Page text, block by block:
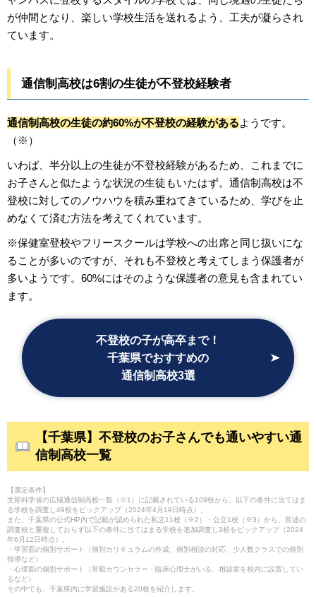
が仲間となり、楽しい学校生活を送れるよう、工夫が凝らされ
ています。
通信制高校は6割の生徒が不登校経験者
通信制高校の生徒の約60%が不登校の経験があるようです。
（※）
いわば、半分以上の生徒が不登校経験があるため、これまでに
お子さんと似たような状況の生徒もいたはず。通信制高校は不
登校に対してのノウハウを積み重ねてきているため、学びを止
めなくて済む方法を考えてくれています。
※保健室登校やフリースクールは学校への出席と同じ扱いにな
ることが多いのですが、それも不登校と考えてしまう保護者が
多いようです。60%にはそのような保護者の意見も含まれてい
ます。
不登校の子が高卒まで！
千葉県でおすすめの
通信制高校3選
【千葉県】不登校のお子さんでも通いやすい通
信制高校一覧
【選定条件】
文部科学省の広域通信制高校一覧（※1）に記載されている109校から、以下の条件に当てはま
る学校を調査し49校をピックアップ（2024年4月19日時点）。
また、千葉県の公式HP内で記載が認められた私立11校（※2）・公立1校（※3）から、前述の
調査校と重複しておらず以下の条件に当てはまる学校を追加調査し3校をピックアップ（2024
年6月12日時点）。
・学習面の個別サポート（個別カリキュラムの作成、個別相談の対応、少人数クラスでの個別
指導など）
・心理面の個別サポート（常勤カウンセラー・臨床心理士がいる、相談室を校内に設置してい
るなど）
その中でも、千葉県内に学習施設がある20校を紹介します。